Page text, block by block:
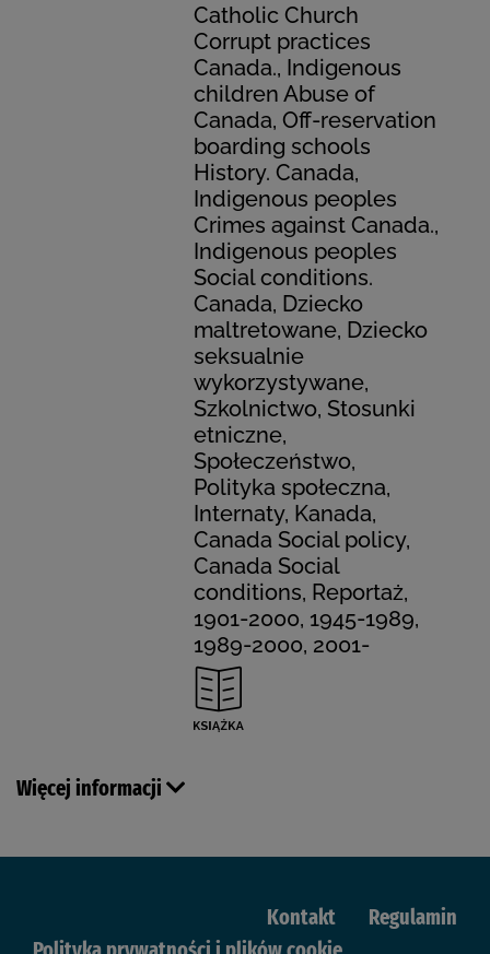
Catholic Church
Corrupt practices
Canada., Indigenous
children Abuse of
Canada, Off-reservation
boarding schools
History. Canada,
Indigenous peoples
Crimes against Canada.,
Indigenous peoples
Social conditions.
Canada, Dziecko
maltretowane, Dziecko
seksualnie
wykorzystywane,
Szkolnictwo, Stosunki
etniczne,
Społeczeństwo,
Polityka społeczna,
Internaty, Kanada,
Canada Social policy,
Canada Social
conditions, Reportaż,
1901-2000, 1945-1989,
1989-2000, 2001-
Więcej informacji
Kontakt
Regulamin